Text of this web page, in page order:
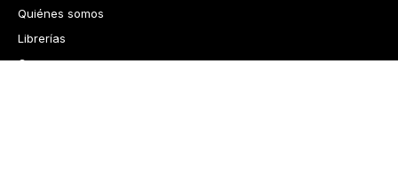
Quiénes somos
Librerías
Cursos